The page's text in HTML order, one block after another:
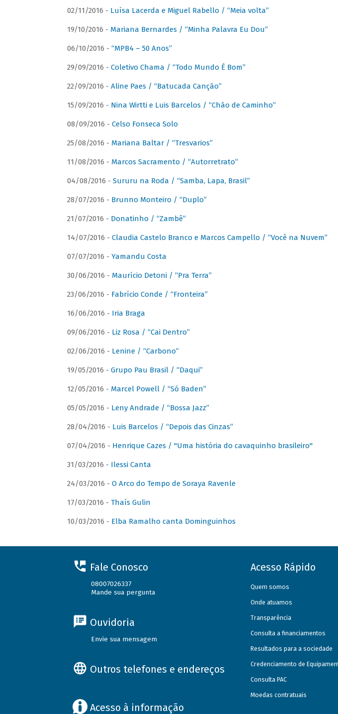
02/11/2016 - Luísa Lacerda e Miguel Rabello / “Meia volta”
19/10/2016 - Mariana Bernardes / “Minha Palavra Eu Dou”
06/10/2016 - “MPB4 – 50 Anos”
29/09/2016 - Coletivo Chama / “Todo Mundo É Bom”
22/09/2016 - Aline Paes / “Batucada Canção”
15/09/2016 - Nina Wirtti e Luis Barcelos / “Chão de Caminho”
08/09/2016 - Celso Fonseca Solo
25/08/2016 - Mariana Baltar / “Tresvarios”
11/08/2016 - Marcos Sacramento / “Autorretrato”
04/08/2016 - Sururu na Roda / “Samba, Lapa, Brasil”
28/07/2016 - Brunno Monteiro / “Duplo”
21/07/2016 - Donatinho / “Zambê”
14/07/2016 - Claudia Castelo Branco e Marcos Campello / “Você na Nuvem”
07/07/2016 - Yamandu Costa
30/06/2016 - Maurício Detoni / “Pra Terra”
23/06/2016 - Fabrício Conde / “Fronteira”
16/06/2016 - Iria Braga
09/06/2016 - Liz Rosa / “Cai Dentro”
02/06/2016 - Lenine / “Carbono”
19/05/2016 - Grupo Pau Brasil / “Daqui”
12/05/2016 - Marcel Powell / “Só Baden”
05/05/2016 - Leny Andrade / “Bossa Jazz”
28/04/2016 - Luis Barcelos / “Depois das Cinzas”
07/04/2016 - Henrique Cazes / "Uma história do cavaquinho brasileiro"
31/03/2016 - Ilessi Canta
24/03/2016 - O Arco do Tempo de Soraya Ravenle
17/03/2016 - Thaís Gulin
10/03/2016 - Elba Ramalho canta Dominguinhos
Fale Conosco
08007026337
Mande sua pergunta
Ouvidoria
Envie sua mensagem
Outros telefones e endereços
Acesso à informação
Acesso Rápido
Quem somos
Onde atuamos
Transparência
Consulta a financiamentos
Resultados para a sociedade
Credenciamento de
Consulta PAC
Moedas contratuais